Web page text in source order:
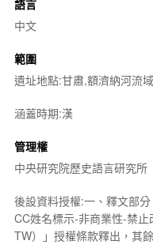
語言
中文
範圍
遺址地點:甘肅,額濟納河流
涵蓋時期:漢
管理權
中央研究院歷史語言研究所
後設資料授權:一、釋文部
CC姓名標示-非商業性-禁
TW）」授權條款釋出，其